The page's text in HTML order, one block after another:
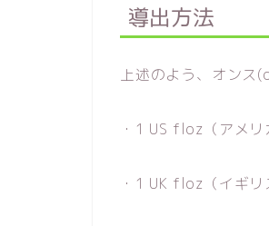
導出方法
上述のよう、オン
・1 US floz（アメ
・1 UK floz（イギ